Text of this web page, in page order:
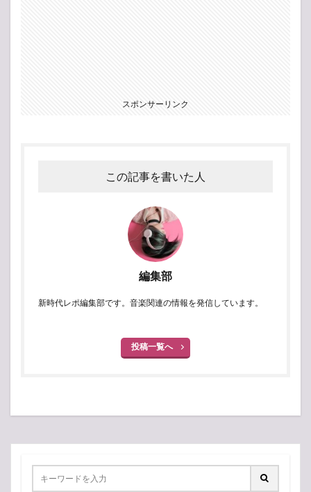
スポンサーリンク
この記事を書いた人
編集部
新時代レポ編集部です。音楽関連の情報を発信しています。
投稿一覧へ